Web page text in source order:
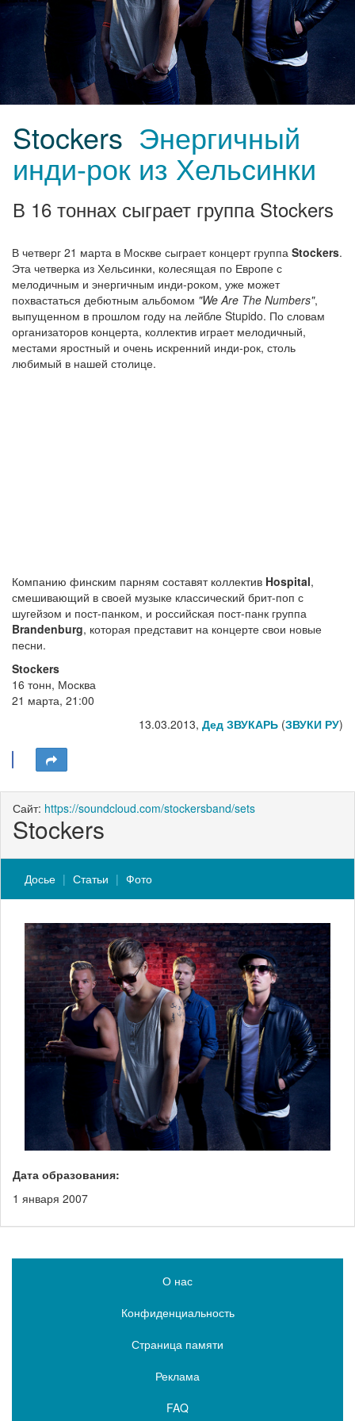
Stockers Энергичный
инди-рок из Хельсинки
В 16 тоннах сыграет группа Stockers
В четверг 21 марта в Москве сыграет концерт группа Stockers.
Эта четверка из Хельсинки, колесящая по Европе с
мелодичным и энергичным инди-роком, уже может
похвастаться дебютным альбомом "We Are The Numbers",
выпущенном в прошлом году на лейбле Stu­pi­do. По словам
организаторов концерта, коллектив играет мелодичный,
местами яростный и очень искренний инди-рок, столь
любимый в нашей столице.
Компанию финским парням составят коллектив Hospital,
смешивающий в своей музыке классический брит-поп с
шугейзом и пост-панком, и российская пост-панк группа
Brandenburg, которая представит на концерте свои новые
песни.
Stockers
16 тонн, Москва
21 марта, 21:00
13.03.2013, Дед ЗВУКАРЬ (ЗВУКИ РУ)
Сайт: https://soundcloud.com/stockersband/sets
Stockers
Досье Статьи Фото
Дата образования:
1 января 2007
О нас
Конфиденциальность
Страница памяти
Реклама
FAQ